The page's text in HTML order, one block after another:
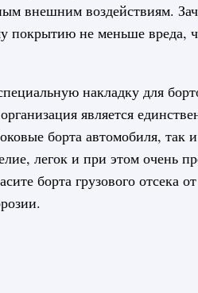
внешним воздействиям.
покрытию не меньше вреда,
накладку для
является
борта автомобиля, так
легок и при этом очень
борта грузового отсека